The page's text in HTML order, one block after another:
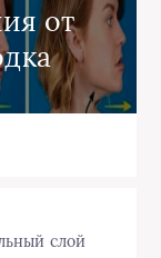
от
слой